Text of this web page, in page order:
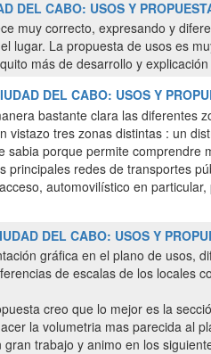
DEL CABO: USOS Y
muy correcto, expresando y
lugar. La propuesta de usos es
más de desarrollo y
DEL CABO: USOS Y
bastante clara las diferentes
vistazo tres zonas distintas : un
sabia porque permite
principales redes de transportes
automovilístico en
DEL CABO: USOS Y
gráfica en el plano de usos,
de escalas de los locales
creo que lo mejor es la
la volumetria mas parecida al
trabajo y animo en los